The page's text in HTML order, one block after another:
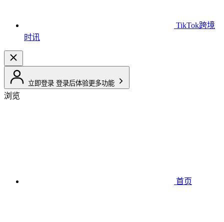
TikTok跨境
时讯
立即登录 登录后体验更多功能
浏览
首页